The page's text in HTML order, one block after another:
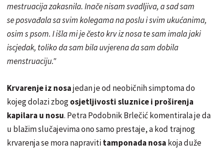
mestruacija zakasnila. Inače nisam svadljiva, a sad sam
se posvađala sa svim kolegama na poslu i svim ukućanima,
osim s psom. I išla mi je često krv iz nosa te sam imala jaki
iscjedak, toliko da sam bila uvjerena da sam dobila
menstruaciju."
Krvarenje iz nosajedan je od neobičnih simptoma do
kojeg dolazi zbogosjetljivosti sluznice i proširenja
kapilara u nosu. Petra Podobnik Brlečić komentirala je da
u blažim slučajevima ono samo prestaje, a kod trajnog
krvarenja se mora napravititamponada nosa koja duže